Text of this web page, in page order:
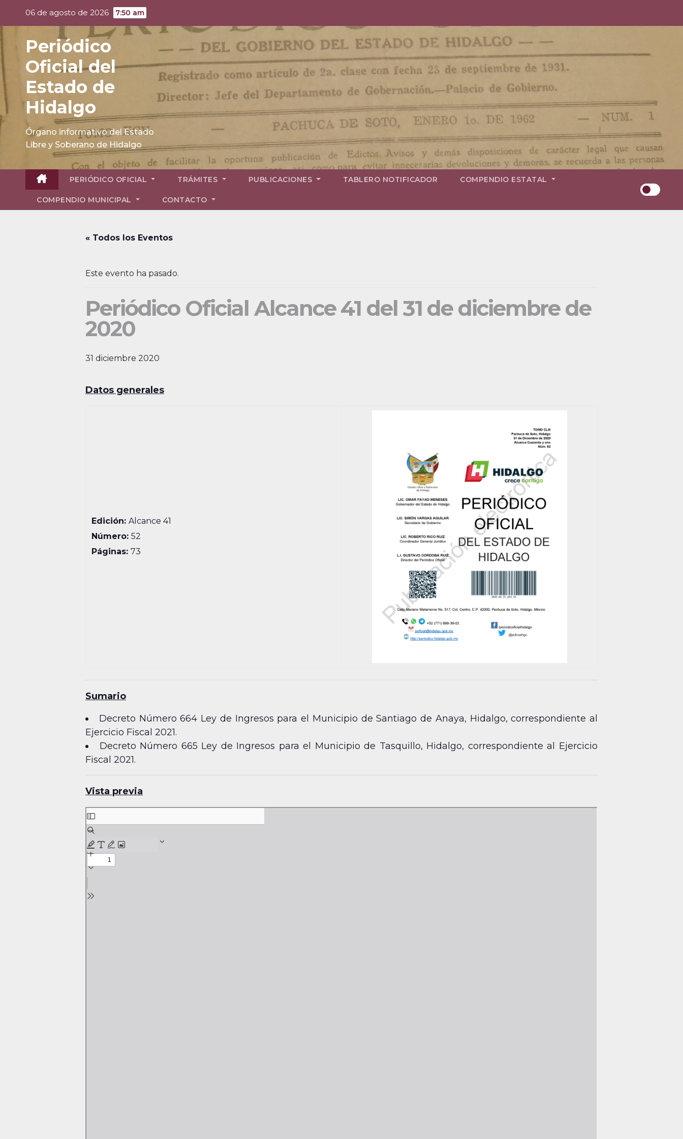
06 de agosto de 2026 7:50 am
Periódico
Oficial del
Estado de
Hidalgo
Órgano informativo del Estado
Libre y Soberano de Hidalgo
PERIÓDICO OFICIAL TRÁMITES PUBLICACIONES TABLERO NOTIFICADOR COMPENDIO ESTATAL
COMPENDIO MUNICIPAL CONTACTO
« Todos los Eventos
Este evento ha pasado.
Periódico Oficial Alcance 41 del 31 de diciembre de
2020
31 diciembre 2020
Datos generales
Edición:Alcance 41
Número:52
Páginas:73
Sumario
Decreto Número 664 Ley de Ingresos para el Municipio de Santiago de Anaya, Hidalgo, correspondiente al
Ejercicio Fiscal 2021.
Decreto Número 665 Ley de Ingresos para el Municipio de Tasquillo, Hidalgo, correspondiente al Ejercicio
Fiscal 2021.
Vista previa
Skip
to
PDF
content